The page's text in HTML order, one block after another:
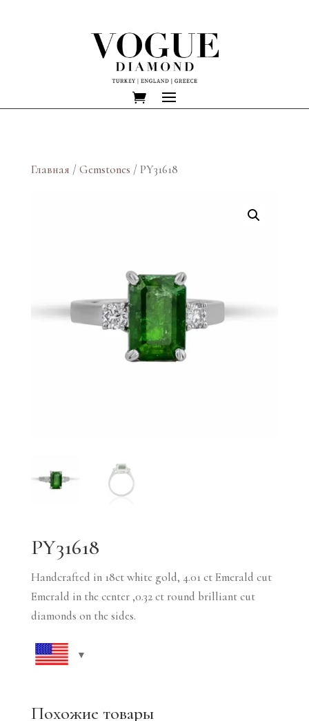
Главная /Gemstones / PY31618
PY31618
Handcrafted in 18ct white gold, 4.01 ct Emerald cut
Emerald in the center ,0.32 ct round brilliant cut
diamonds on the sides.
Похожие товары